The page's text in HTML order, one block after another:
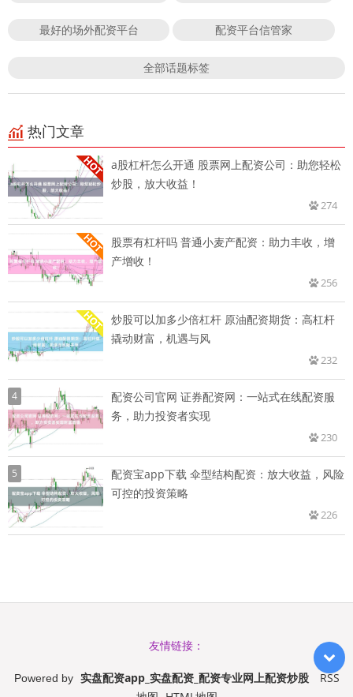
最好的场外配资平台 配资平台信管家
全部话题标签
热门文章
a股杠杆怎么开通 股票网上配资公司：助您轻松
炒股，放大收益！
274
股票有杠杆吗 普通小麦产配资：助力丰收，增
产增收！
256
炒股可以加多少倍杠杆 原油配资期货：高杠杆
撬动财富，机遇与风
232
4
配资公司官网 证券配资网：一站式在线配资服
务，助力投资者实现
230
5
配资宝app下载 伞型结构配资：放大收益，风险
可控的投资策略
226
友情链接：
Powered by 实盘配资app_实盘配资_配资专业网上配资炒股
RSS